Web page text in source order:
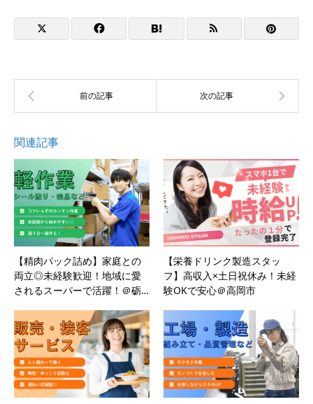
関連記事
【精肉パック詰め】家庭との
両立◎未経験歓迎！地域に愛
されるスーパーで活躍！＠砺…
【栄養ドリンク製造スタッ
フ】高収入×土日祝休み！未経
験OKで安心＠高岡市